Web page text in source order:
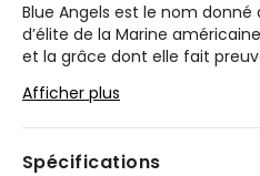
Blue Angels est le nom donné
d’élite de la Marine
et la grâce dont elle fait
de Citizen Promaster Air
appel à une technologie de
Afficher plus
Spécifications